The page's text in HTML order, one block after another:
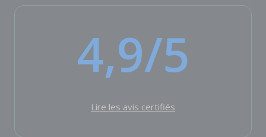
4,9/5
Lire les avis certifiés